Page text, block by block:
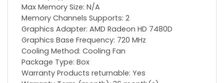
Max Memory Size: N/A
Memory Channels Supports: 2
Graphics Adapter: AMD Radeon HD 7480D
Graphics Base Frequency: 720 MHz
Сooling Method: Cooling Fan
Package Type: Box
Warranty Products returnable: Yes